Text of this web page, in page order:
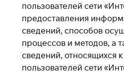
пользователей сети
предоставления
сведений, способов
процессов и методов, а
сведений, относящихся
пользователей сети